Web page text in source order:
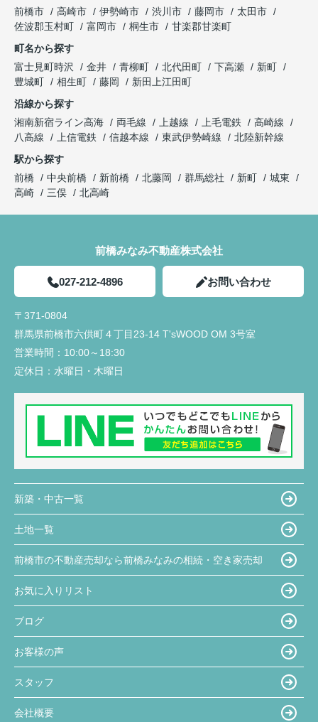
前橋市
高崎市 伊勢崎市 渋川市 藤岡市
太田市
佐波郡玉村町
富岡市 桐生市
甘楽郡甘楽町
町名から探す
富士見町時沢
金井 青柳町 北代田町 下高瀬
新町
豊城町
相生町 藤岡
新田上江田町
沿線から探す
湘南新宿ライン高海
両毛線 上越線 上毛電鉄
高崎線
八高線
上信電鉄 信越本線 東武伊勢崎線
北陸新幹線
駅から探す
前橋
中央前橋 新前橋 北藤岡 群馬総社 新町
城東
高崎
三俣 北高崎
前橋みなみ不動産株式会社
027-212-4896 お問い合わせ
〒371-0804
群馬県前橋市六供町４丁目23‐14 T'sWOOD OM 3号室
営業時間： 10:00～18:30
定休日： 水曜日・木曜日
新築・中古一覧
土地一覧
前橋市の不動産売却なら前橋みなみの相続・空き家売却
お気に入りリスト
ブログ
お客様の声
スタッフ
会社概要